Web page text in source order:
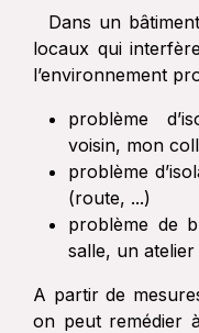
Dans un
locaux qui
l’environnement
problème
voisin, mon
problème
(route, ...)
problème de
salle, un atelier
A partir de
on peut remédier